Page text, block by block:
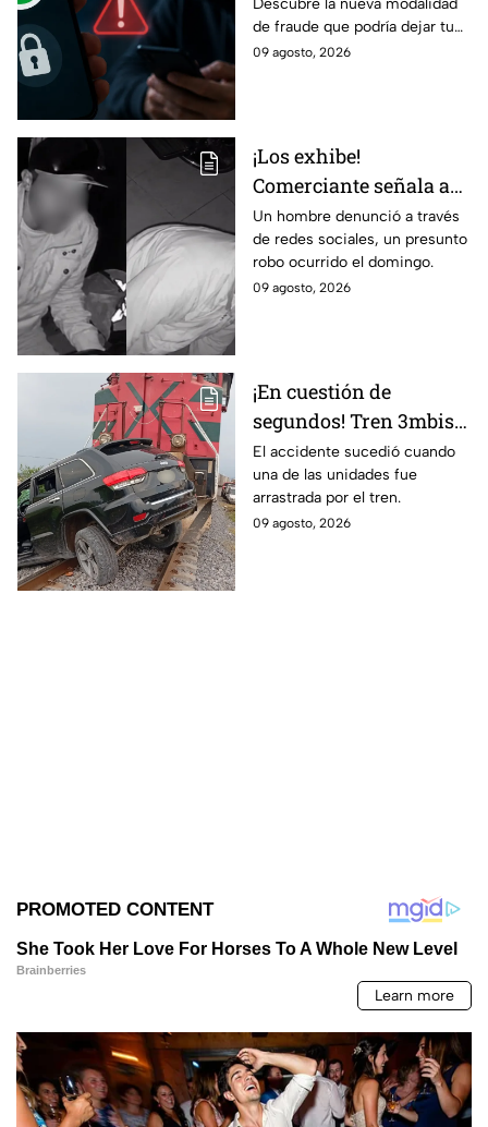
podría dejarte
vulnerable ante
ESTAFAS si no tienes
Descubre la nueva modalidad
de fraude que podría dejar tu
cuenta vulnerable. ¡No te
09 agosto, 2026
¡Los exhibe!
Comerciante señala a
dos hombres de un
presunto robo a un
negocio en León
Un hombre denunció a través
de redes sociales, un presunto
robo ocurrido el domingo.
09 agosto, 2026
¡En cuestión de
segundos! Tren 3mbiste
una camioneta en
Guanajuato; este fue el
saldo de las víct1mas
El accidente sucedió cuando
una de las unidades fue
arrastrada por el tren.
09 agosto, 2026